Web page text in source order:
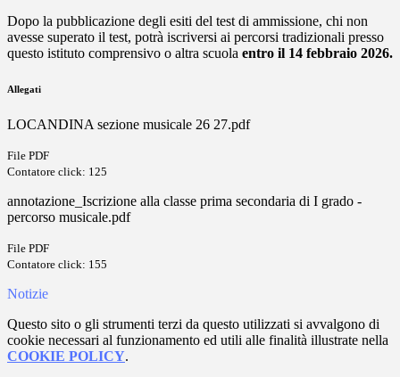
Dopo la pubblicazione degli esiti del test di ammissione, chi non
avesse superato il test, potrà iscriversi ai percorsi tradizionali presso
questo istituto comprensivo o altra scuola entro il 14 febbraio 2026.
Allegati
LOCANDINA sezione musicale 26 27.pdf
File PDF
Contatore click: 125
annotazione_Iscrizione alla classe prima secondaria di I grado -
percorso musicale.pdf
File PDF
Contatore click: 155
Notizie
Questo sito o gli strumenti terzi da questo utilizzati si avvalgono di
cookie necessari al funzionamento ed utili alle finalità illustrate nella
COOKIE POLICY.